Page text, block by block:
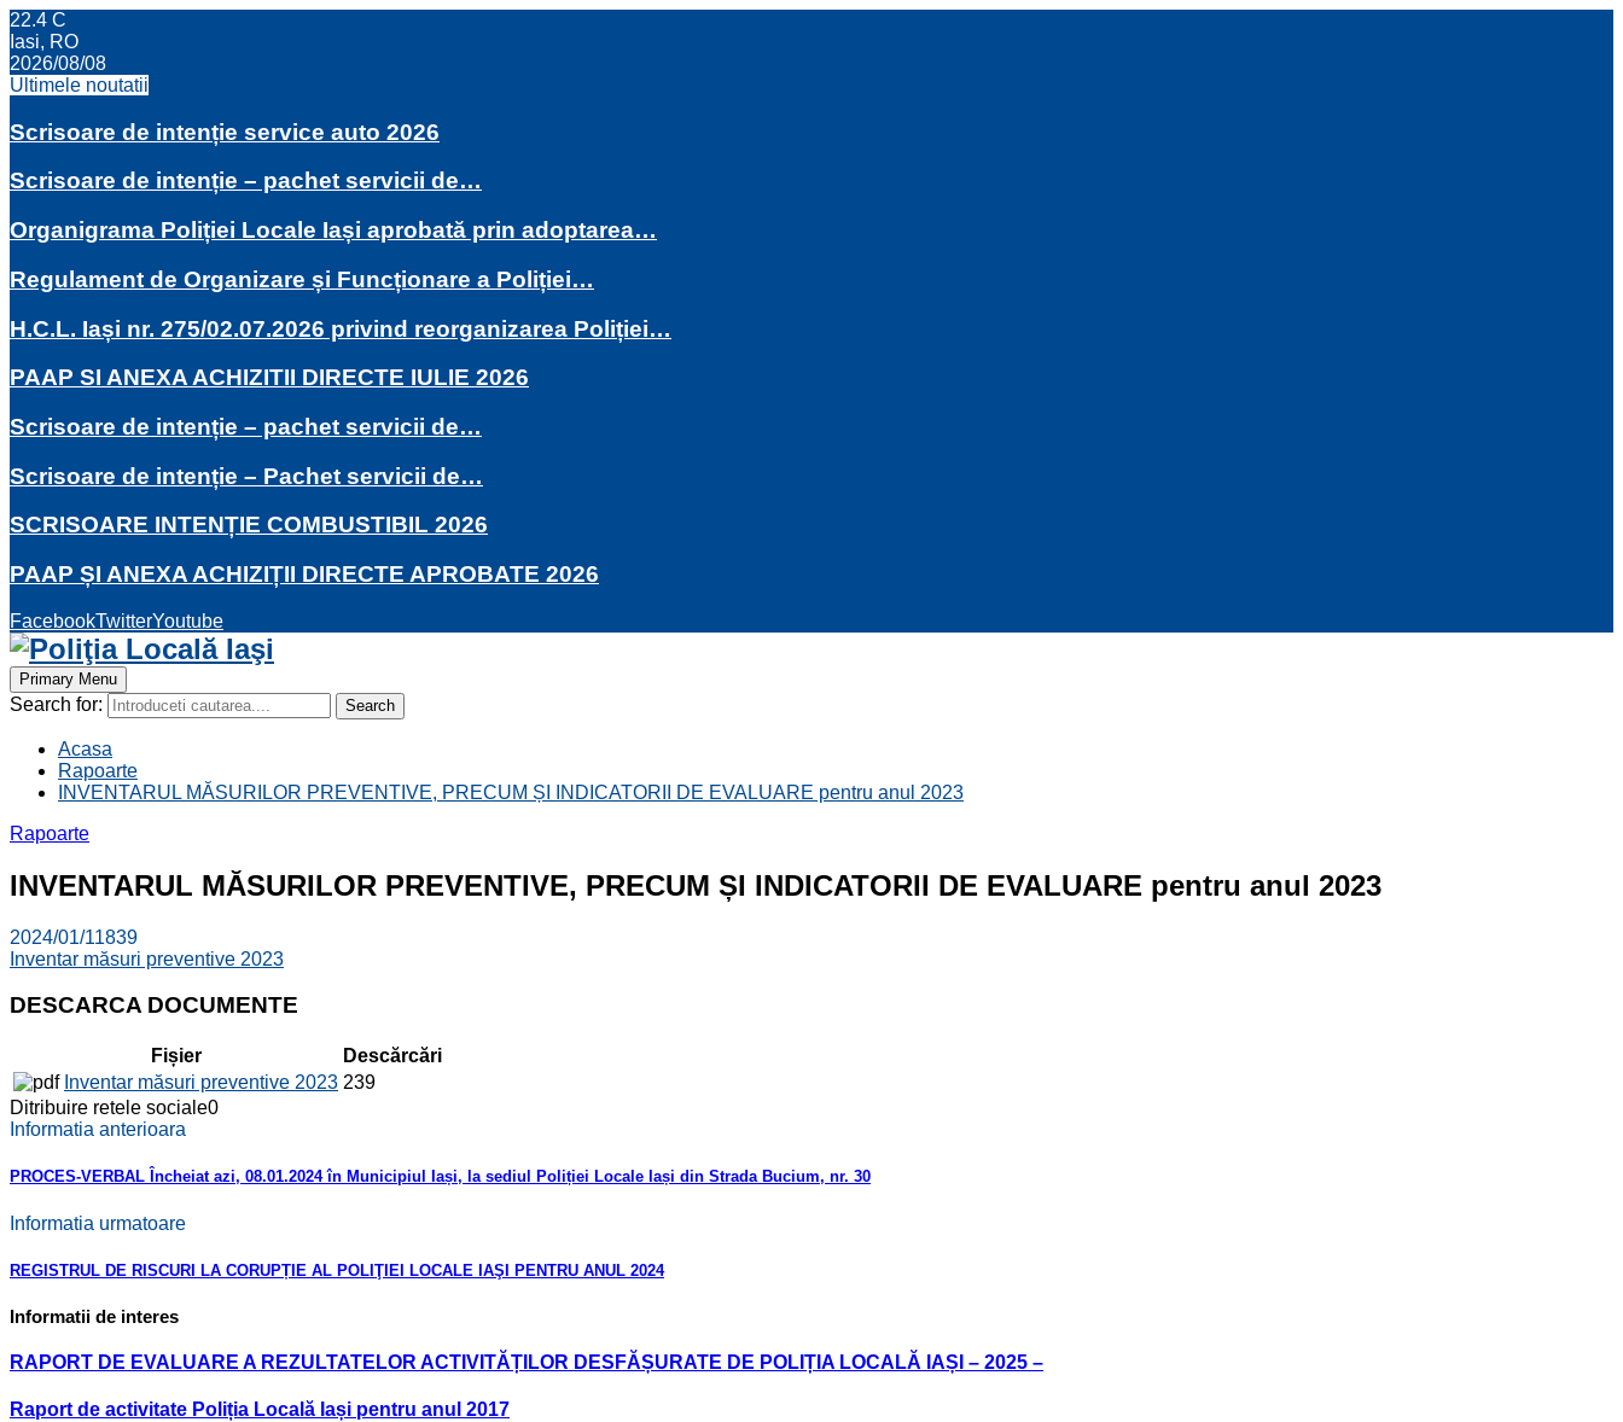
22.4 C
Iasi, RO
2026/08/08
Ultimele noutatii
Scrisoare de intenție service auto 2026
Scrisoare de intenție – pachet servicii de…
Organigrama Poliției Locale Iași aprobată prin adoptarea…
Regulament de Organizare și Funcționare a Poliției…
H.C.L. Iași nr. 275/02.07.2026 privind reorganizarea Poliției…
PAAP SI ANEXA ACHIZITII DIRECTE IULIE 2026
Scrisoare de intenție – pachet servicii de…
Scrisoare de intenție – Pachet servicii de…
SCRISOARE INTENȚIE COMBUSTIBIL 2026
PAAP ȘI ANEXA ACHIZIȚII DIRECTE APROBATE 2026
FacebookTwitterYoutube
Primary Menu
Search for: Search
Acasa
Rapoarte
INVENTARUL MĂSURILOR PREVENTIVE, PRECUM ȘI INDICATORII DE EVALUARE pentru anul 2023
Rapoarte
INVENTARUL MĂSURILOR PREVENTIVE, PRECUM ȘI INDICATORII DE EVALUARE pentru anul 2023
2024/01/11839
Inventar măsuri preventive 2023
DESCARCA DOCUMENTE
Fișier
Descărcări
Inventar măsuri preventive 2023 239
Ditribuire retele sociale0
Informatia anterioara
PROCES-VERBAL Încheiat azi, 08.01.2024 în Municipiul Iași, la sediul Poliției Locale Iași din Strada Bucium, nr. 30
Informatia urmatoare
REGISTRUL DE RISCURI LA CORUPȚIE AL POLIŢIEI LOCALE IAŞI PENTRU ANUL 2024
Informatii de interes
RAPORT DE EVALUARE A REZULTATELOR ACTIVITĂȚILOR DESFĂȘURATE DE POLIȚIA LOCALĂ IAȘI – 2025 –
Raport de activitate Poliția Locală Iași pentru anul 2017